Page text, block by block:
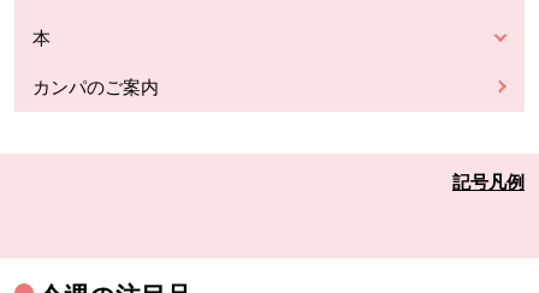
本
カンパのご案内
記号凡例